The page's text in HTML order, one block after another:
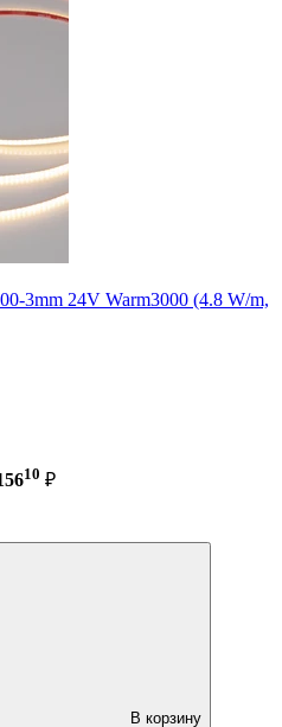
3mm 24V Warm3000 (4.8 W/m,
10 ₽
В корзину